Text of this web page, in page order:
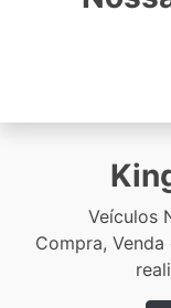
Veículos
Compra,